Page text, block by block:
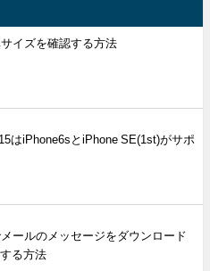
イズを確認する方法
はiPhone6sとiPhone SE(1st)がサポ
ールのメッセージをダウンロード
る方法